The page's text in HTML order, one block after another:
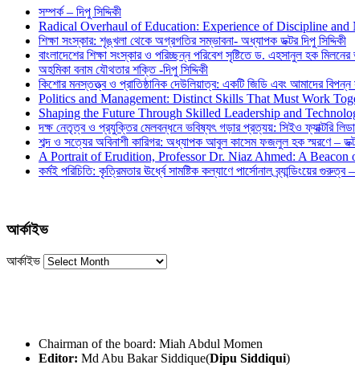
সম্পর্ক – দিপু সিদ্দিকী
Radical Overhaul of Education: Experience of Discipline
শিক্ষা সংস্কার: শৃঙ্খলা থেকে অগ্রগতির সম্ভাবনা- অধ্যাপক ডক্টর দিপু সিদ্দিকী
বাংলাদেশের শিক্ষা সংস্কার ও পরিচ্ছন্ন পরিবেশ সৃষ্টিতে ড. এহসানুল হক
অহমিকা বনাম যৌথতার শক্তি -দিপু সিদ্দিকী
কিশোর মনস্তত্ত্ব ও প্রাতিষ্ঠানিক দেউলিয়াত্ব: একটি জিডি এবং আমাদের বিপন্ন
Politics and Management: Distinct Skills That Must Work
Shaping the Future Through Skilled Leadership and
দক্ষ নেতৃত্ব ও প্রযুক্তির মেলবন্ধনে ভবিষ্যৎ গড়ার প্রত্যয়: সিইও ফ্যাক্টরি
শব্দ ও সত্যের অবিনাশী কারিগর: অধ্যাপক আবুল কাসেম ফজলুল হক স্মরণে – ডক্টর
A Portrait of Erudition, Professor Dr. Niaz Ahmed: A
কর্মই পরিচিতি: কৃত্রিমতার ঊর্ধ্বে সামষ্টিক কল্যাণে পার্সোনাল ব্র্যান্ডিংয়ের গুরুত্ব
আর্কাইভ
আর্কাইভ
Chairman of the board: Miah Abdul Momen
Editor: Md Abu Bakar Siddique(Dipu Siddiqui)